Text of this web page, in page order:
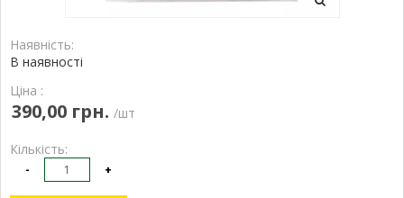
Наявність:
В наявності
Ціна :
390,00 грн. /шт
Кількість:
- +